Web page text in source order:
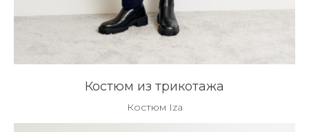
Костюм из трикотажа
Костюм Iza